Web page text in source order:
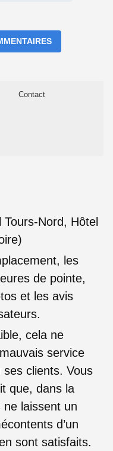
Contact
Nord, Hôtel
les
de pointe,
et les avis
cela ne
service
clients. Vous
que, dans la
laissent un
d’un
sont satisfaits.